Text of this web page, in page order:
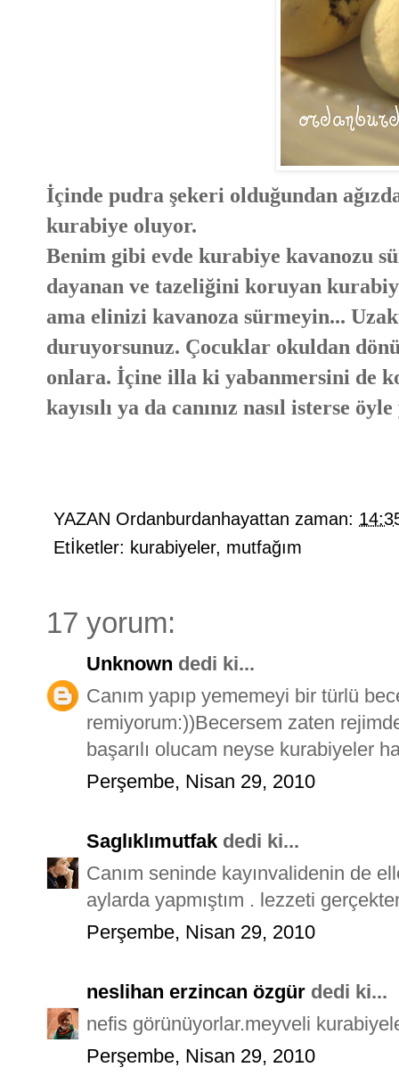
İçinde pudra şekeri olduğundan
kurabiye oluyor.
Benim gibi evde kurabiye kavanozu
dayanan ve tazeliğini koruyan
ama elinizi kavanoza sürmeyin...
duruyorsunuz. Çocuklar okuldan
onlara. İçine illa ki yabanmersini de
kayısılı ya da canınız nasıl isterse
YAZAN Ordanburdanhayattan zaman:
Etİketler: kurabiyeler, mutfağım
17 yorum:
Unknown dedi ki...
Canım yapıp yememeyi bir türlü
remiyorum:))Becersem zaten
başarılı olucam neyse kurabiyeler
Perşembe, Nisan 29, 2010
Saglıklımutfak dedi ki...
Canım seninde kayınvalidenin de
aylarda yapmıştım . lezzeti
Perşembe, Nisan 29, 2010
neslihan erzincan özgür dedi ki...
nefis görünüyorlar.meyveli
Perşembe, Nisan 29, 2010